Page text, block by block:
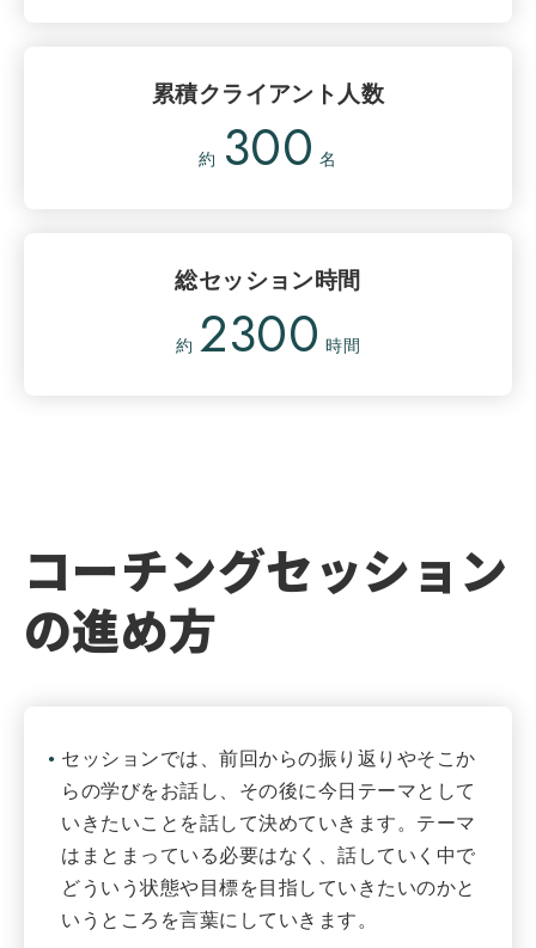
累積クライアント人数
約 300 名
総セッション時間
約 2300 時間
コーチングセッション
の進め方
セッションでは、前回からの振り返りやそこか
らの学びをお話し、その後に今日テーマとして
いきたいことを話して決めていきます。テーマ
はまとまっている必要はなく、話していく中で
どういう状態や目標を目指していきたいのかと
いうところを言葉にしていきます。